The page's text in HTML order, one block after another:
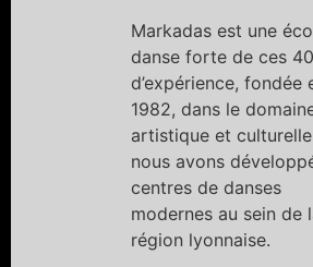
Markadas est une
danse forte de ces
d’expérience, fondée
1982, dans le
artistique et
nous avons
centres de danses
modernes au sein de
région lyonnaise.